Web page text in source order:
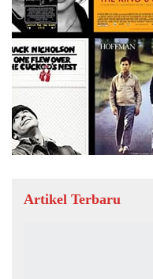
Artikel Terbaru